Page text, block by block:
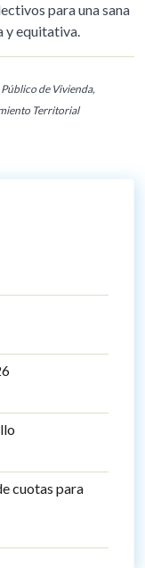
para una sana
y equitativa.
de Vivienda,
Territorial
cuotas para